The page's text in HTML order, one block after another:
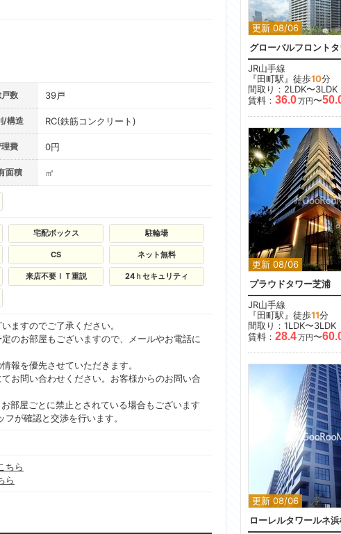
数 39戸
/構造 RC(鉄筋コンクリート)
費 0円
面積 ㎡
宅配ボックス 駐輪場
CS ネット無料
来店不要ＩＴ重説 24ｈセキュリティ
ますのでご了承ください。
のお部屋もございますので、メールやお電話に
報を優先させていただきます。
お問い合わせください。お客様からのお問い合
部屋ごとに禁止とされている場合もございます
が確認と交渉を行います。
ちら
ら
更新 08/06
グローバルフロント
JR山手線
『田町駅』徒歩10分
間取り：2LDK〜3LDK
賃料： 36.0万円〜
更新 08/06
プラウドタワー芝浦
JR山手線
『田町駅』徒歩11分
間取り：1LDK〜3LDK
賃料： 28.4万円〜
更新 08/06
ローレルタワールネ